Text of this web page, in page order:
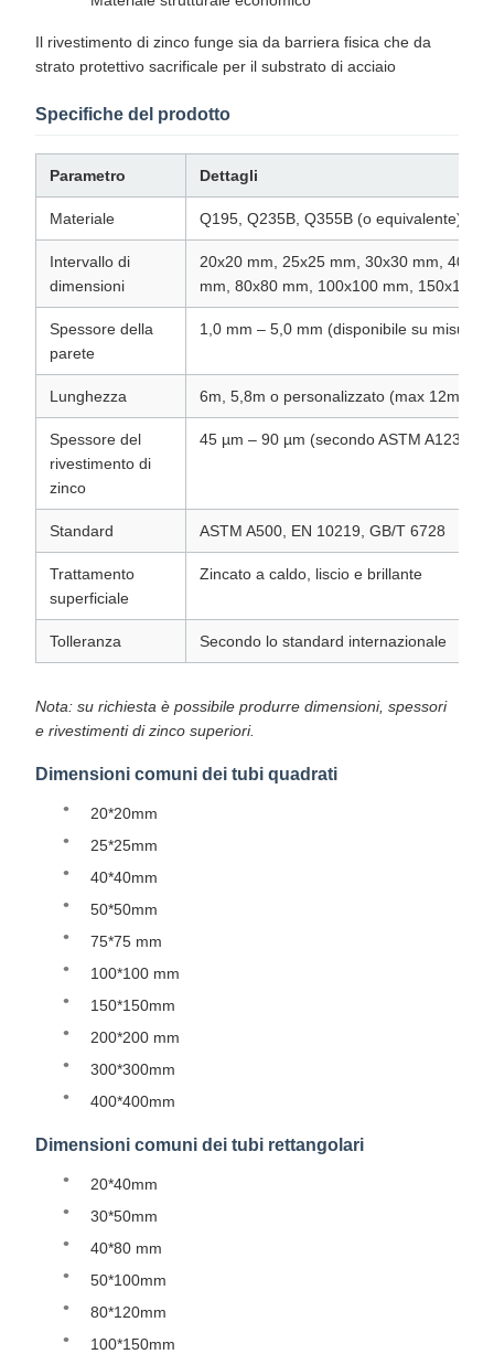
Il rivestimento di zinco funge sia da barriera fisica che da
strato protettivo sacrificale per il substrato di acciaio
Specifiche del prodotto
Parametro Dettagli
Materiale Q195, Q235B, Q355B (o equivalente)
Intervallo di
dimensioni
20x20 mm, 25x25 mm, 30x30 mm,
mm, 80x80 mm, 100x100 mm, 150x150
Spessore della
parete
1,0 mm – 5,0 mm (disponibile su misura)
Lunghezza 6m, 5,8m o personalizzato (max 12m)
Spessore del
rivestimento di
zinco
45 µm – 90 µm (secondo ASTM A123 /
Standard ASTM A500, EN 10219, GB/T 6728
Trattamento
superficiale
Zincato a caldo, liscio e brillante
Tolleranza Secondo lo standard internazionale
Nota: su richiesta è possibile produrre dimensioni, spessori
e rivestimenti di zinco superiori.
Dimensioni comuni dei tubi quadrati
20*20mm
25*25mm
40*40mm
50*50mm
75*75 mm
100*100 mm
150*150mm
200*200 mm
300*300mm
400*400mm
Dimensioni comuni dei tubi rettangolari
20*40mm
30*50mm
40*80 mm
50*100mm
80*120mm
100*150mm